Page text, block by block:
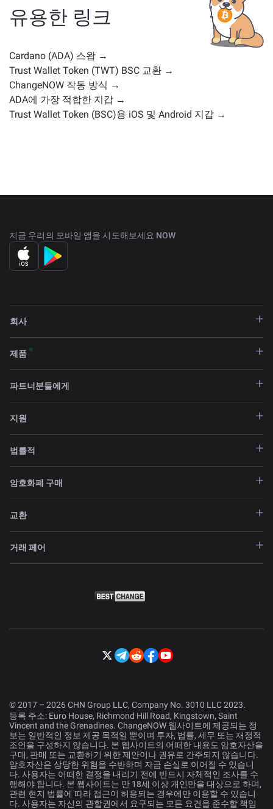
례나 시장 위치를 가진 다른 암호화폐가 포함됩니다.주
요 거래 페이지에서 교환 가능한 모든 자산을 확인하세
유용한 링크
Cardano (ADA) 스왑 →
Trust Wallet Token (TWT) BSC 교환 →
ChangeNOW 작동 방식 →
ADA에 가장 적합한 지갑 →
Trust Wallet Token (BSC)용 iOS 및 Android 지갑 →
지금 우리의 모바일 앱을 시도해보세요 NOW
회사
제품
파트너분들에게
지원
법률적
암호화폐 구매
교환
거래 페어
© 2017 – 2026 CHN Group LLC, Company No. 3010 LLC 2023.
등록 주소: Euro House, Richmond Hill Road, Kingstown, Saint
Vincent and the Grenadines. ChangeNOW 웹사이트에 제공되는 정
보는 일반적인 정보 제공 목적일 뿐이며 투자, 법률, 세무 또는 재정적
조언을 구성하지 않습니다. 본 웹사이트의 어떠한 내용도 암호자산을
구매, 판매 또는 교환하기 위한 제안이나 권유로 간주되지 않습니다.
암호자산은 상당한 위험을 수반하며 자금 손실로 이어질 수 있습니
다. 사용자는 어떠한 결정을 내리기 전에 반드시 자체적인 조사를 수
행해야 합니다. 본 웹사이트는 만 18세 이상 개인만을 대상으로 하며,
관련 현지 법률에 따라 접근이 허용되는 경우에만 이용할 수 있습니
다. 사용자는 자신의 관할권에서 요구되는 모든 요건을 준수할 책임